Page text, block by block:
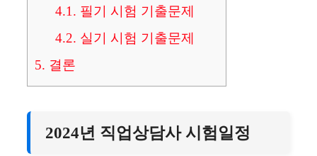
4.1. 필기 시험 기출문제
4.2. 실기 시험 기출문제
5. 결론
2024년 직업상담사 시험일정